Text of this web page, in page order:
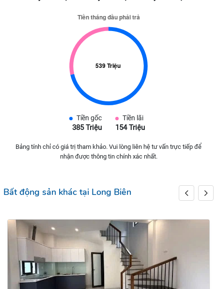
Tiền gốc
385 Triệu
Tiền lãi
154 Triệu
Bảng tính chỉ có giá trị tham khảo. Vui lòng liên hệ tư vấn trực tiếp để
nhận được thông tin chính xác nhất.
Bất động sản khác tại Long Biên